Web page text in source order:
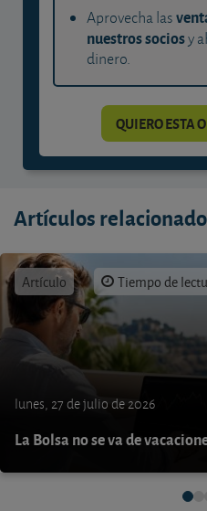
Aprovecha las
nuestros sociosy
dinero.
QUIERO ESTA
Artículos
Artículo Tiempo de
lunes, 27 de julio de 2026
La Bolsa no se va de